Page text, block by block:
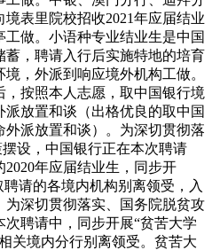
表里院校招收2021年应届结业
做。小语种专业结业生是中国
，聘请入行后实施特地的培育
，外派到响应境外机构工做。
按照本人志愿，取中国银行境
放置和谈（出格优良的取中国
派放置和谈）。为深切贯彻落
设，中国银行正在本次聘请
年应届结业生，同步开
请的各境内机构别离领受，入
为深切贯彻落实、国务院脱贫攻
聘请中，同步开展“贫苦大学
关境内分行别离领受。贫苦大